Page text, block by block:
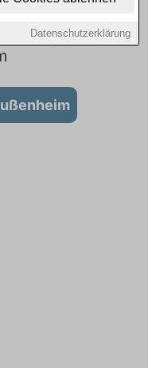
Datenschutzerklärung
bei der Bahn:
für